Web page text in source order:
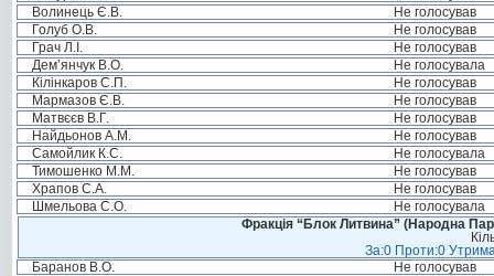
Волинець Є.В.
Не голосував
Голуб О.В.
Не голосував
Грач Л.І.
Не голосував
Дем’янчук В.О.
Не голосувала
Кілінкаров С.П.
Не голосував
Мармазов Є.В.
Не голосував
Матвєєв В.Г.
Не голосував
Найдьонов А.М.
Не голосував
Самойлик К.С.
Не голосувала
Тимошенко М.М.
Не голосував
Храпов С.А.
Не голосував
Шмельова С.О.
Не голосувала
Фракція “Блок Литвина” (Народна
За:0 Проти:0
Баранов В.О.
Не голосував